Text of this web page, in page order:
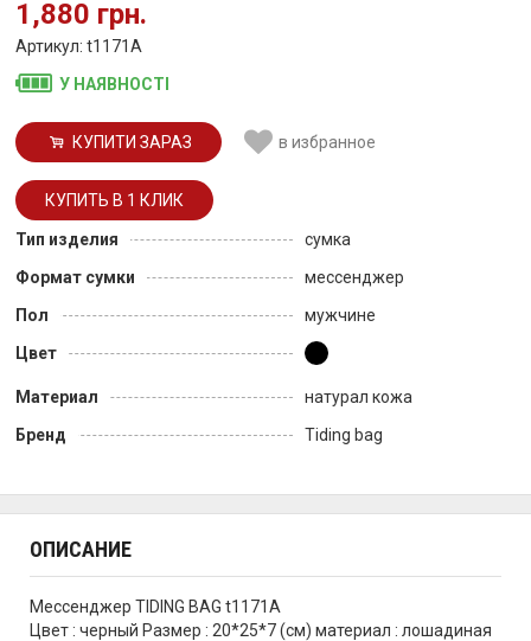
1,880 грн.
Артикул: t1171A
У НАЯВНОСТІ
КУПИТИ ЗАРАЗ в избранное
Тип изделия
сумка
Формат сумки
мессенджер
Пол
мужчине
Цвет
Материал
натурал кожа
Бренд
Tiding bag
ОПИСАНИЕ
Мессенджер TIDING BAG t1171A
Цвет : черный Размер : 20*25*7 (см) материал : лошадиная